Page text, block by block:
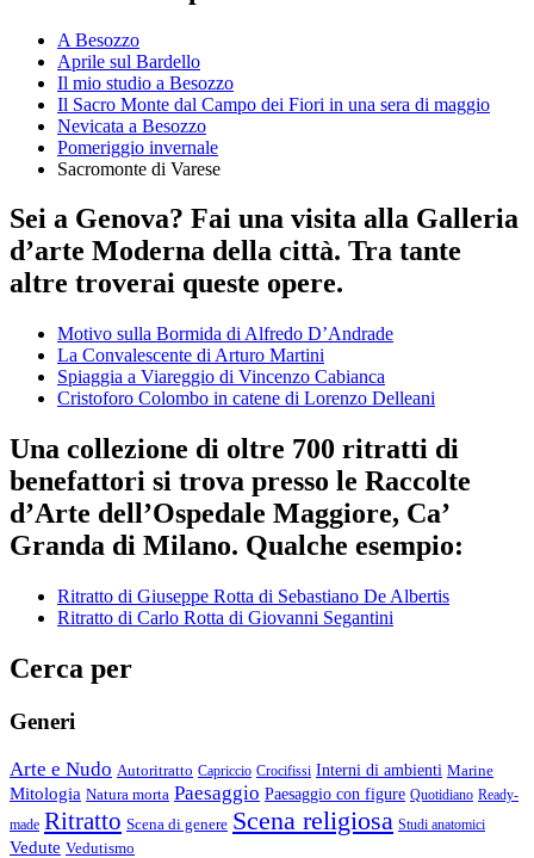
A Besozzo
Aprile sul Bardello
Il mio studio a Besozzo
Il Sacro Monte dal Campo dei Fiori in una sera di maggio
Nevicata a Besozzo
Pomeriggio invernale
Sacromonte di Varese
Sei a Genova? Fai una visita alla Galleria
d’arte Moderna della città. Tra tante
altre troverai queste opere.
Motivo sulla Bormida di Alfredo D’Andrade
La Convalescente di Arturo Martini
Spiaggia a Viareggio di Vincenzo Cabianca
Cristoforo Colombo in catene di Lorenzo Delleani
Una collezione di oltre 700 ritratti di
benefattori si trova presso le Raccolte
d’Arte dell’Ospedale Maggiore, Ca’
Granda di Milano. Qualche esempio:
Ritratto di Giuseppe Rotta di Sebastiano De Albertis
Ritratto di Carlo Rotta di Giovanni Segantini
Cerca per
Generi
Arte e Nudo Autoritratto Capriccio Crocifissi Interni di ambienti Marine
Mitologia Natura morta Paesaggio Paesaggio con figure Quotidiano Ready-
made Ritratto Scena di genere Scena religiosa Studi anatomici
Vedute Vedutismo